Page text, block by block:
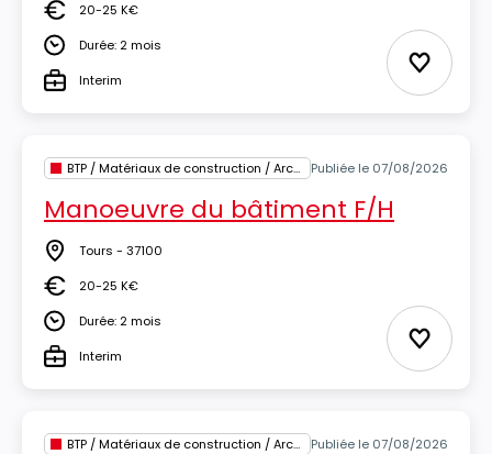
Salaire20-25 K€
DuréeDurée: 2 mois
TypeInterim Ajouter
BTP / Matériaux de construction / Architecture Publiée le 07/08/2026
Manoeuvre du bâtiment F/H
Lieu Tours - 37100
Salaire20-25 K€
DuréeDurée: 2 mois
TypeInterim Ajouter
BTP / Matériaux de construction / Architecture Publiée le 07/08/2026